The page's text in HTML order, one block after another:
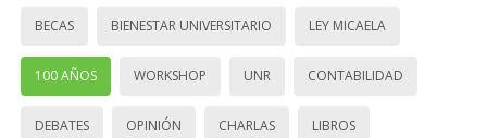
BECAS BIENESTAR UNIVERSITARIO LEY MICAELA
100 AÑOS WORKSHOP UNR CONTABILIDAD
DEBATES OPINIÓN CHARLAS LIBROS